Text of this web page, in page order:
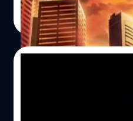
เก่าและผู้เล่นใหม่ต้องจับตา
มนุษย์กับโลกดิจิทัล Time
ภาคก่อนๆ ตัวเกมพาผู้เล่น
สร้างอย่างสมจริง ตั้งแต่ย่
ก่อนจะเปิดประตูสู่ โลกดิจิ
จินตนาการและปริศนามาก
เชื่อมโยง” ไม่ว่าจะเป็นคว
Digimon หรือความจริงที่ซ่
Read More
Huawei เตรียมเปิด
แล็ปท็อปพับจอได้รุ่น